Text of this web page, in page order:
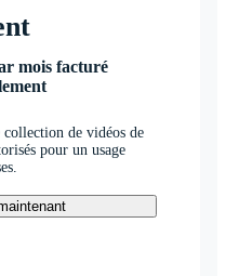
mois facturé
de vidéos de
pour un usage